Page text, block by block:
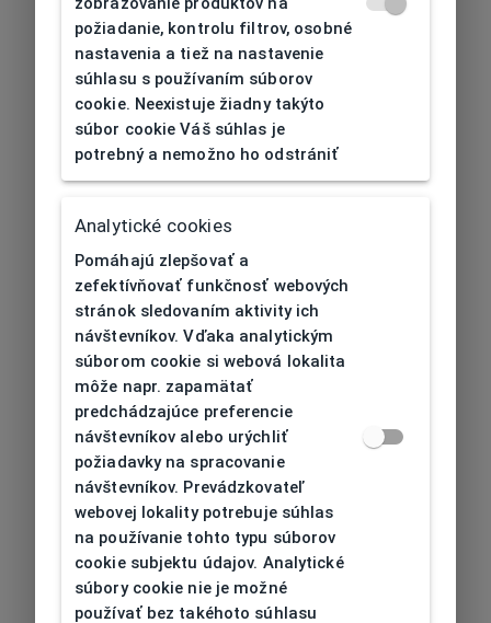
404| Nenájdené
požiadanie, kontrolu filtrov, osobné
nastavenia a tiež na nastavenie
súhlasu s používaním súborov
cookie. Neexistuje žiadny takýto
súbor cookie Váš súhlas je
potrebný a nemožno ho odstrániť
Analytické cookies
Pomáhajú zlepšovať a
zefektívňovať funkčnosť webových
stránok sledovaním aktivity ich
návštevníkov. Vďaka analytickým
súborom cookie si webová lokalita
môže napr. zapamätať
predchádzajúce preferencie
návštevníkov alebo urýchliť
požiadavky na spracovanie
návštevníkov. Prevádzkovateľ
webovej lokality potrebuje súhlas
na používanie tohto typu súborov
cookie subjektu údajov. Analytické
súbory cookie nie je možné
používať bez takéhoto súhlasu